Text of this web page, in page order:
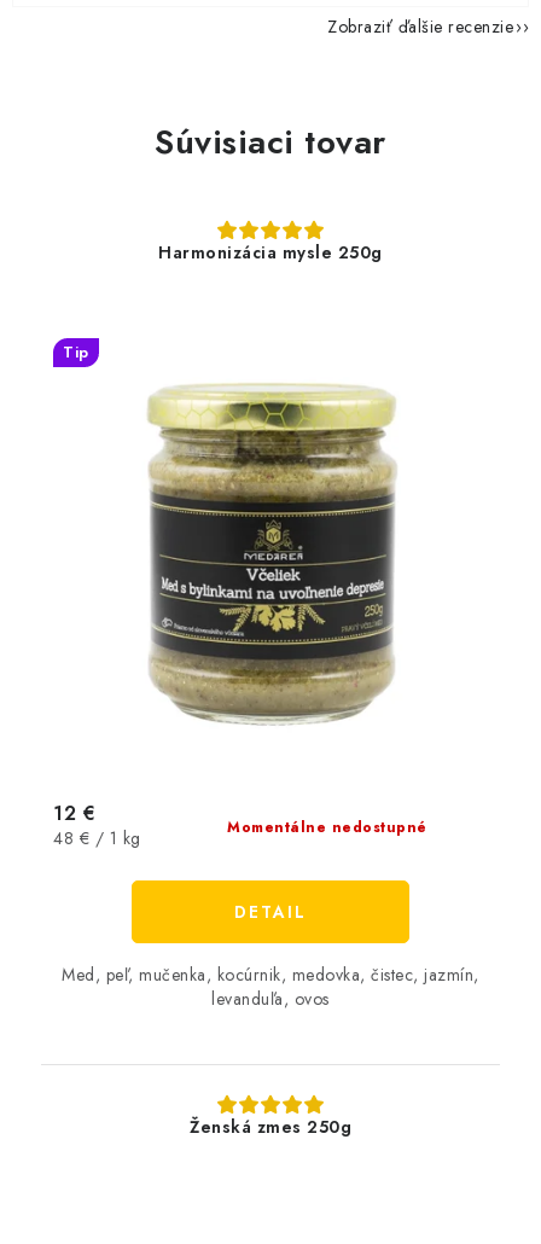
Zobraziť ďalšie recenzie
Súvisiaci tovar
Harmonizácia mysle 250g
Tip
Momentálne nedostupné
12 €
Jednotková
48 € / 1 kg
DETAIL
Med, peľ, mučenka, kocúrnik, medovka, čistec, jazmín,
levanduľa, ovos
Ženská zmes 250g